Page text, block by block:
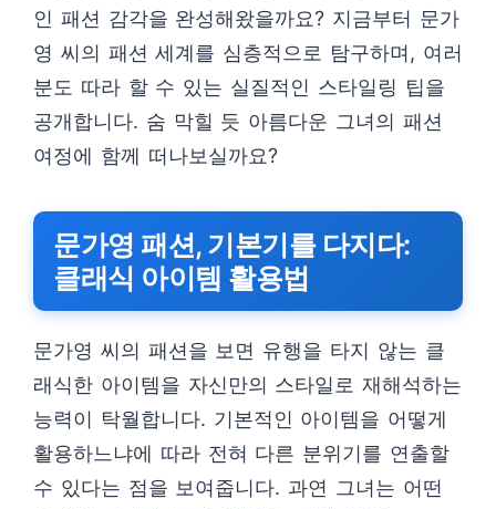
인 패션 감각을 완성해왔을까요? 지금부터 문가
영 씨의 패션 세계를 심층적으로 탐구하며, 여러
분도 따라 할 수 있는 실질적인 스타일링 팁을
공개합니다. 숨 막힐 듯 아름다운 그녀의 패션
여정에 함께 떠나보실까요?
문가영 패션, 기본기를 다지다:
클래식 아이템 활용법
문가영 씨의 패션을 보면 유행을 타지 않는 클
래식한 아이템을 자신만의 스타일로 재해석하는
능력이 탁월합니다. 기본적인 아이템을 어떻게
활용하느냐에 따라 전혀 다른 분위기를 연출할
수 있다는 점을 보여줍니다. 과연 그녀는 어떤